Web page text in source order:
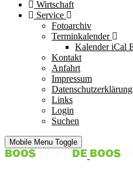
Wirtschaft
Service
Fotoarchiv
Terminkalender
Kalender iCal
Kontakt
Anfahrt
Impressum
Datenschutzerklärung
Links
Login
Suchen
Mobile Menu Toggle